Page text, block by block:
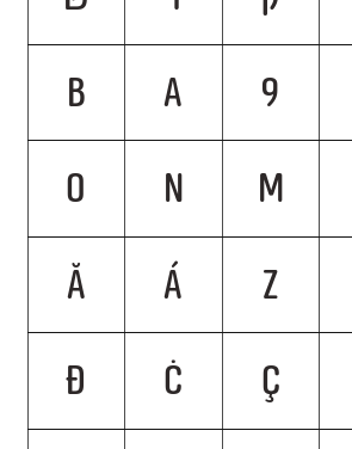
9
A
B
M
N
O
Z
Á
Ă
Ç
Ċ
Ð